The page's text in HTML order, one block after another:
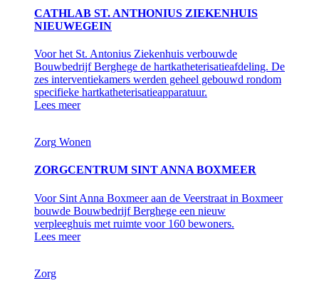
CATHLAB ST. ANTHONIUS ZIEKENHUIS
NIEUWEGEIN
Voor het St. Antonius Ziekenhuis verbouwde
Bouwbedrijf Berghege de hartkatheterisatieafdeling. De
zes interventiekamers werden geheel gebouwd rondom
specifieke hartkatheterisatieapparatuur.
Lees meer
Zorg Wonen
ZORGCENTRUM SINT ANNA BOXMEER
Voor Sint Anna Boxmeer aan de Veerstraat in Boxmeer
bouwde Bouwbedrijf Berghege een nieuw
verpleeghuis met ruimte voor 160 bewoners.
Lees meer
Zorg